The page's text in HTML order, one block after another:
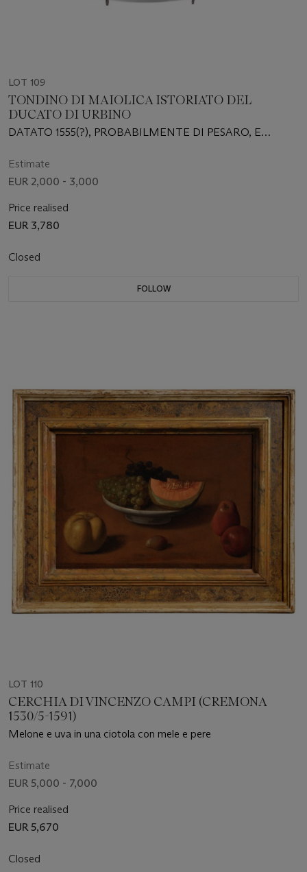
LOT 109
TONDINO DI MAIOLICA ISTORIATO DEL
DUCATO DI URBINO
DATATO 1555(?), PROBABILMENTE DI PESARO, E
MARCANTONIO
Estimate
EUR 2,000 - 3,000
Price realised
EUR 3,780
Closed
FOLLOW
LOT 110
CERCHIA DI VINCENZO CAMPI (CREMONA
1530/5-1591)
Melone e uva in una ciotola con mele e pere
Estimate
EUR 5,000 - 7,000
Price realised
EUR 5,670
Closed